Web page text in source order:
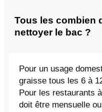
Tous les combien
nettoyer le bac ?
Pour un usage
graisse tous les 6 à
Pour les restaurants
doit être mensuelle